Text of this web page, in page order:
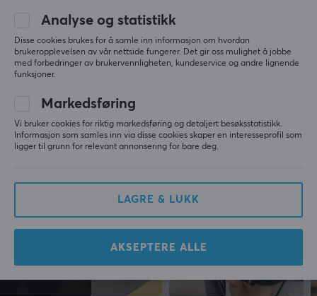
3.5mm, USB
Kompatibilitet
PC
FUNKSJONER
Volumkontroll
Ja
Aktiv støydemping
2 års garanti
0.0
Basert på 0 vurderinger
4
3
2
0%
1
0%
SKRIV ANMELDELSE
Analyse og statistikk
Disse cookies brukes for å samle inn informasjon om hvordan
brukeropplevelsen av vår nettside fungerer. Det gir oss mulighet å jobbe
med forbedringer av brukervennligheten, kundeservice og andre lignende
funksjoner.
Markedsføring
Vi bruker cookies for riktig markedsføring og detaljert besøksstatistikk.
Informasjon som samles inn via disse cookies skaper en interesseprofil som
ligger til grunn for relevant annonsering for bare deg.
LAGRE & LUKK
AKSEPTERE ALLE